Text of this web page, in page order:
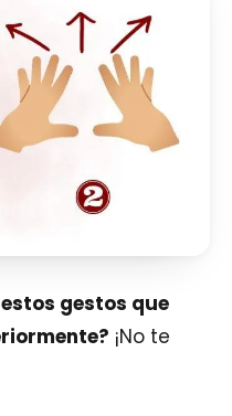
gestos que
¡No te